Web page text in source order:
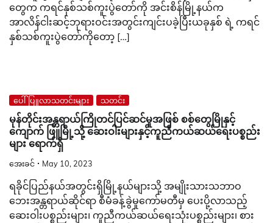
တွေက ကရင်နှစ်သစ်ကူးပွဲတော်ကို အင်းစိန်မြို့နယ်က
အာလိန်ငါးဆင့်ဘုရားဝင်းအတွင်းကျင်းပခဲ့ပြီးယခုနှစ် ရဲ့ ကရင်
နှစ်သစ်ကူးပွဲတော်ကိုတော့ […]
ပေါ်ပြူလာသတင်းများ သတင်း
မုန်တိုင်းအန္တရာယ်ကြိုတင်ပြင်ဆင်မှုအဖြစ် စစ်တွေမြိုနှင့်
ကျောက် ဖြူမြို့သို့ ဆေးဝါးများနှင့်ကူညီကယ်ဆယ်ရေးပစ္စည်း
များ ရောက်ရှိ
အေးခင် May 10, 2023
ရခိုင်ပြည်နယ်အတွင်းရှိမြို့နယ်များသို့ အမျိုးသားသဘာဝ
ဘေးအန္တရာယ်ဆိုင်ရာ စီမံခန့်ခွဲမှုကော်မတီမှ ပေးပို့လာသည့်
ဆေးဝါးပစ္စည်းများ၊ ကူညီကယ်ဆယ်ရေးသုံးပစ္စည်းများ၊ စား